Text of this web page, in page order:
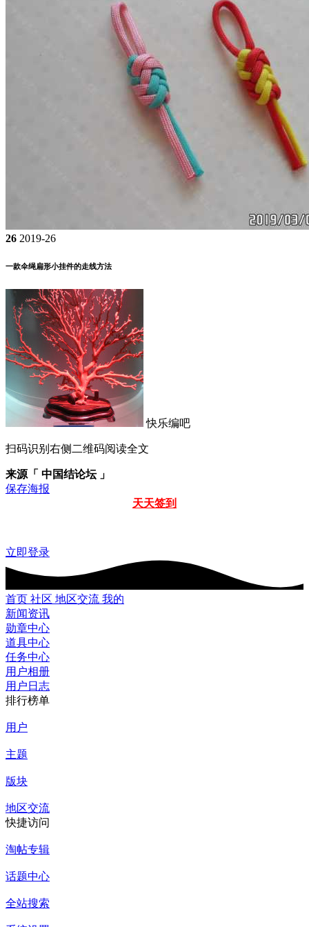
26 2019-26
一款伞绳扁形小挂件的走线方法
快乐编吧
扫码识别右侧二维码阅读全文
来源「 中国结论坛 」
保存海报
天天签到
立即登录
首页 社区 地区交流 我的
新闻资讯
勋章中心
道具中心
任务中心
用户相册
用户日志
排行榜单
用户
主题
版块
地区交流
快捷访问
淘帖专辑
话题中心
全站搜索